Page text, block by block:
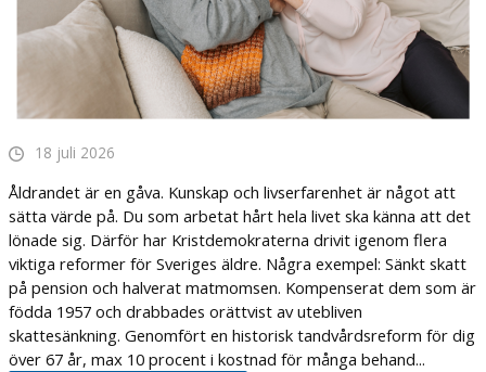
18 juli 2026
Åldrandet är en gåva. Kunskap och livserfarenhet är något att
sätta värde på. Du som arbetat hårt hela livet ska känna att det
lönade sig. Därför har Kristdemokraterna drivit igenom flera
viktiga reformer för Sveriges äldre. Några exempel: Sänkt skatt
på pension och halverat matmomsen. Kompenserat dem som är
födda 1957 och drabbades orättvist av utebliven
skattesänkning. Genomfört en historisk tandvårdsreform för dig
över 67 år, max 10 procent i kostnad för många behand...